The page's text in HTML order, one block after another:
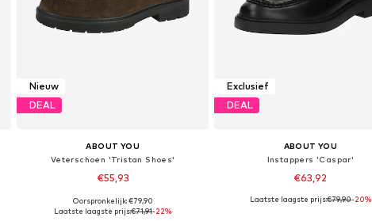
Nieuw
DEAL
ABOUT YOU
Veterschoen 'Tristan Shoes'
€55,93
Beschikbaar in vele maten
Oorspronkelijk: €79,90
Laatste laagste prijs:€71,91-22%
Exclusief
DEAL
ABOUT YOU
Instappers 'Caspar'
€63,92
Beschikbaar in vele maten
Laatste laagste prijs:€79,90-20%